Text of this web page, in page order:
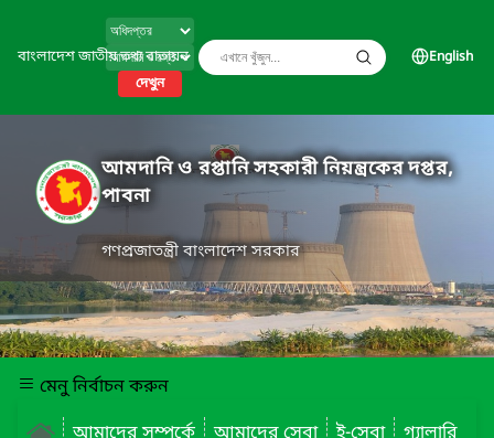
বাংলাদেশ জাতীয় তথ্য বাতায়ন
দেখুন
English
আমদানি ও রপ্তানি সহকারী নিয়ন্ত্রকের দপ্তর,
পাবনা
গণপ্রজাতন্ত্রী বাংলাদেশ সরকার
মেনু নির্বাচন করুন